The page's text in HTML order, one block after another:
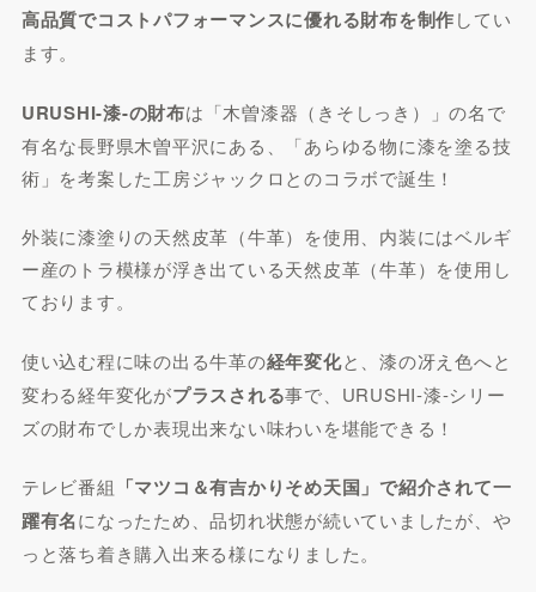
高品質でコストパフォーマンスに優れる財布を制作してい
ます。
URUSHI-漆-の財布は「木曽漆器（きそしっき）」の名で
有名な長野県木曽平沢にある、「あらゆる物に漆を塗る技
術」を考案した工房ジャックロとのコラボで誕生！
外装に漆塗りの天然皮革（牛革）を使用、内装にはベルギ
ー産のトラ模様が浮き出ている天然皮革（牛革）を使用し
ております。
使い込む程に味の出る牛革の経年変化と、漆の冴え色へと
変わる経年変化がプラスされる事で、URUSHI-漆-シリー
ズの財布でしか表現出来ない味わいを堪能できる！
テレビ番組 「マツコ＆有吉かりそめ天国」で紹介されて一
躍有名になったため、品切れ状態が続いていましたが、や
っと落ち着き購入出来る様になりました。